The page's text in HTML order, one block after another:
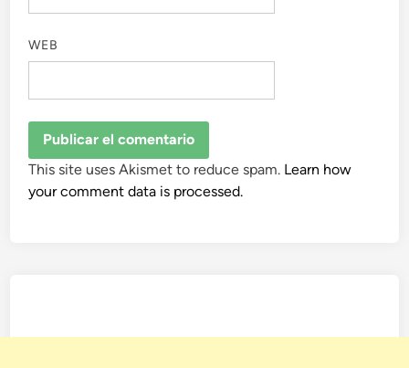
WEB
This site uses Akismet to reduce spam. Learn how
your comment data is processed.